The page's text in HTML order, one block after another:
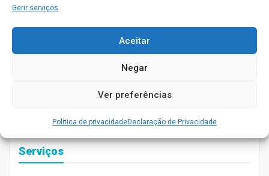
Gerir serviços
Aceitar
Negar
Ver preferências
Politica de privacidadeDeclaração de Privacidade
– Cuidados de Saúde – Medicina, enfermagem e Psicologia
Clínica- Alojamento
– Apoio diário a cada idoso no desempenho das atividades
Serviços